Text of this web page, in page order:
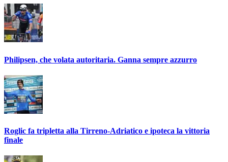
Philipsen, che volata autoritaria. Ganna sempre azzurro
Roglic fa tripletta alla Tirreno-Adriatico e ipoteca la vittoria
finale